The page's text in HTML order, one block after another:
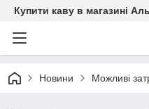
Купити каву в магазині
Новини Можливі